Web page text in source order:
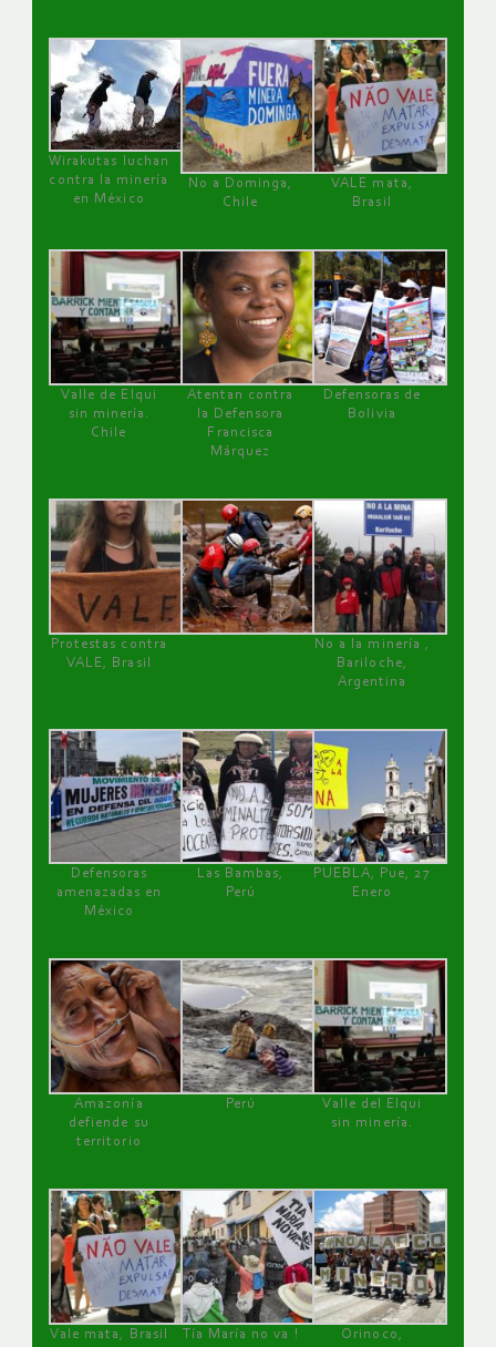
Wirakutas luchan
contra la minería
en México
No a Dominga,
Chile
VALE mata,
Brasil
Valle de Elqui
sin minería.
Chile
Atentan contra
la Defensora
Francisca
Márquez
Defensoras de
Bolivia
Protestas contra
VALE, Brasil
No a la minería ,
Bariloche,
Argentina
Defensoras
amenazadas en
México
Las Bambas,
Perú
PUEBLA, Pue, 27
Enero
Amazonía
defiende su
territorio
Perú
Valle del Elqui
sin minería.
Vale mata, Brasil
Tía María no va !
Orinoco,